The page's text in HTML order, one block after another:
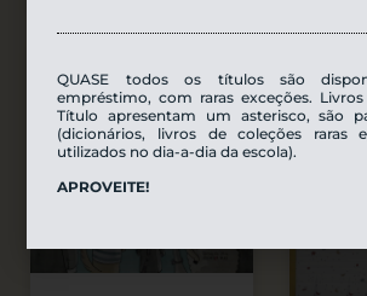
QUASE todos os títulos são
empréstimo, com raras exceções.
Título apresentam um asterisco, são
(dicionários, livros de coleções raras
utilizados no dia-a-dia da escola).
APROVEITE!